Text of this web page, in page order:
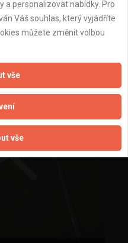
a personalizovat nabídky. Pro
Váš souhlas, který vyjádříte
můžete změnit volbou
vše
vše